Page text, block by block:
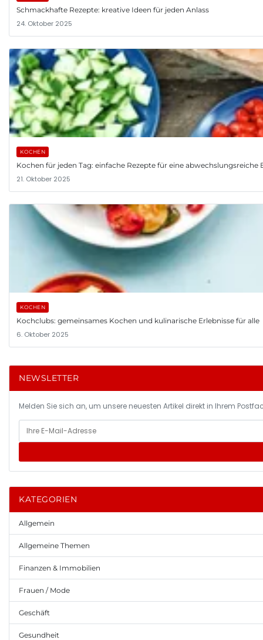
Schmackhafte Rezepte: kreative Ideen für jeden Anlass
24. Oktober 2025
KOCHEN
Kochen für jeden Tag: einfache Rezepte für eine abwechslungsreiche
21. Oktober 2025
KOCHEN
Kochclubs: gemeinsames Kochen und kulinarische Erlebnisse für alle
6. Oktober 2025
NEWSLETTER
Melden Sie sich an, um unsere neuesten Artikel direkt in Ihrem
KATEGORIEN
Allgemein
Allgemeine Themen
Finanzen & Immobilien
Frauen / Mode
Geschäft
Gesundheit